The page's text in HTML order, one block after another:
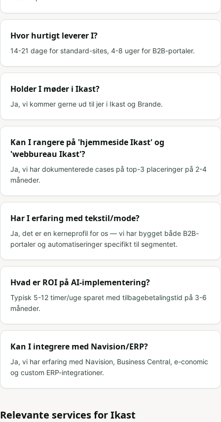
Hvor hurtigt leverer I?
14-21 dage for standard-sites, 4-8 uger for B2B-portaler.
Holder I møder i Ikast?
Ja, vi kommer gerne ud til jer i Ikast og Brande.
Kan I rangere på 'hjemmeside Ikast' og
'webbureau Ikast'?
Ja, vi har dokumenterede cases på top-3 placeringer på 2-4
måneder.
Har I erfaring med tekstil/mode?
Ja, det er en kerneprofil for os — vi har bygget både B2B-
portaler og automatiseringer specifikt til segmentet.
Hvad er ROI på AI-implementering?
Typisk 5-12 timer/uge sparet med tilbagebetalingstid på 3-6
måneder.
Kan I integrere med Navision/ERP?
Ja, vi har erfaring med Navision, Business Central, e-conomic
og custom ERP-integrationer.
Relevante services forIkast